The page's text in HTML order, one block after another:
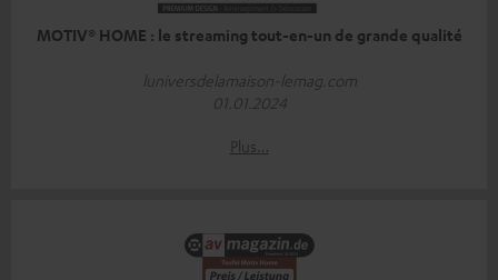
MOTIV® HOME : le streaming tout-en-un de grande qualité
luniversdelamaison-lemag.com
01.01.2024
Plus…